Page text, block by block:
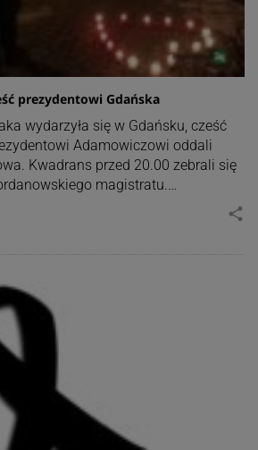
prezydentowi Gdańska
wydarzyła się w Gdańsku, cześć
Adamowiczowi oddali
Kwadrans przed 20.00 zebrali się
magistratu.…
share